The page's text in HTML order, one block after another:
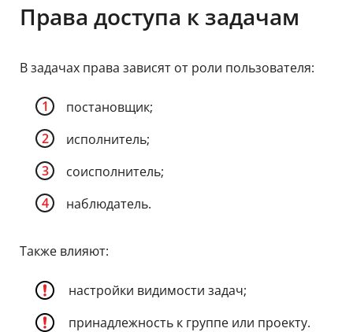
Права доступа к задачам
В задачах права зависят от роли пользователя:
постановщик;
исполнитель;
соисполнитель;
наблюдатель.
Также влияют:
настройки видимости задач;
принадлежность к группе или проекту.